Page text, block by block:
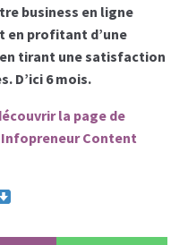
business en ligne
en profitant d’une
tirant une satisfaction
D’ici 6 mois.
la page de
Content